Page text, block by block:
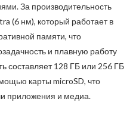
За производительность
(6 нм), который работает в
памяти, что
и плавную работу
составляет 128 ГБ или 256 ГБ
карты microSD, что
приложения и медиа.